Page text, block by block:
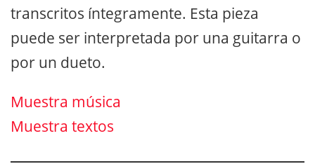
transcritos íntegramente. Esta pieza
puede ser interpretada por una guitarra o
por un dueto.
Muestra música
Muestra textos